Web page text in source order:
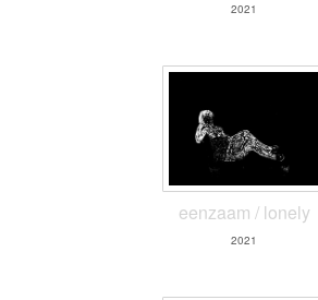
2021
eenzaam / lonely
2021